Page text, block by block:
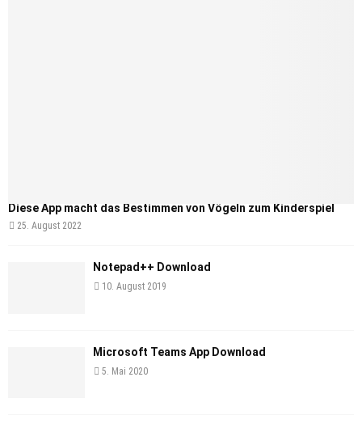
Diese App macht das Bestimmen von Vögeln zum Kinderspiel
25. August 2022
Notepad++ Download
10. August 2019
Microsoft Teams App Download
5. Mai 2020